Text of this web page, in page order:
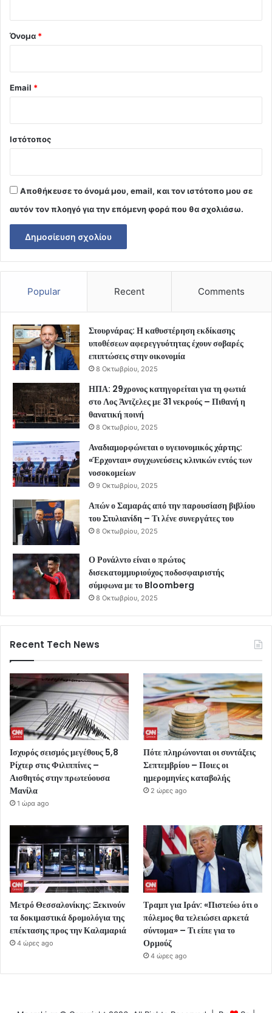
Όνομα *
Email *
Ιστότοπος
Αποθήκευσε το όνομά μου, email, και τον ιστότοπο μου σε
αυτόν τον πλοηγό για την επόμενη φορά που θα σχολιάσω.
Popular Recent Comments
Στουρνάρας: Η καθυστέρηση εκδίκασης
υποθέσεων αφερεγγυότητας έχουν σοβαρές
επιπτώσεις στην οικονομία
8 Οκτωβρίου, 2025
ΗΠΑ: 29χρονος κατηγορείται για τη φωτιά
στο Λος Άντζελες με 31 νεκρούς – Πιθανή η
θανατική ποινή
8 Οκτωβρίου, 2025
Αναδιαμορφώνεται ο υγειονομικός χάρτης:
«Έρχονται» συγχωνεύσεις κλινικών εντός των
νοσοκομείων
9 Οκτωβρίου, 2025
Απών ο Σαμαράς από την παρουσίαση βιβλίου
του Στυλιανίδη – Τι λένε συνεργάτες του
8 Οκτωβρίου, 2025
Ο Ρονάλντο είναι ο πρώτος
δισεκατομμυριούχος ποδοσφαιριστής
σύμφωνα με το Bloomberg
8 Οκτωβρίου, 2025
Recent Tech News
Ισχυρός σεισμός μεγέθους 5,8
Ρίχτερ στις Φιλιππίνες –
Αισθητός στην πρωτεύουσα
Μανίλα
1 ώρα ago
Πότε πληρώνονται οι συντάξεις
Σεπτεμβρίου – Ποιες οι
ημερομηνίες καταβολής
2 ώρες ago
Μετρό Θεσσαλονίκης: Ξεκινούν
τα δοκιμαστικά δρομολόγια της
επέκτασης προς την Καλαμαριά
4 ώρες ago
Τραμπ για Ιράν: «Πιστεύω ότι ο
πόλεμος θα τελειώσει αρκετά
σύντομα» – Τι είπε για το
Ορμούζ
4 ώρες ago